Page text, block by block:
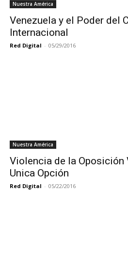
Nuestra América
Venezuela y el Poder del
Internacional
Red Digital - 05/29/2016
Nuestra América
Violencia de la Oposición
Unica Opción
Red Digital - 05/22/2016